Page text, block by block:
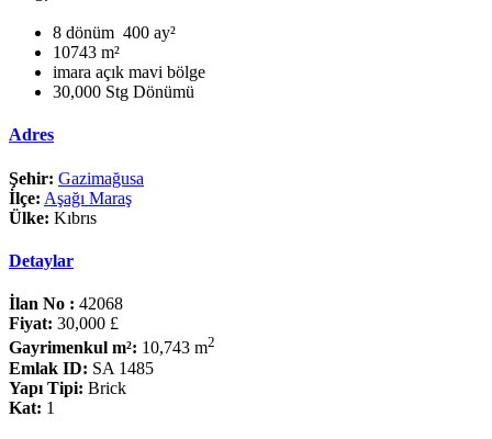
8 dönüm 400 ay²
10743 m²
imara açık mavi bölge
30,000 Stg Dönümü
Adres
Şehir: Gazimağusa
İlçe: Aşağı Maraş
Ülke: Kıbrıs
Detaylar
İlan No : 42068
Fiyat: 30,000 £
Gayrimenkul m²: 10,743 m2
Emlak ID: SA 1485
Yapı Tipi: Brick
Kat: 1